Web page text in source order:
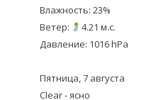
Влажность: 23%
Ветер:
4.21 м.с.
Давление: 1016 hPa
Пятница, 7 августа
Clear - ясно